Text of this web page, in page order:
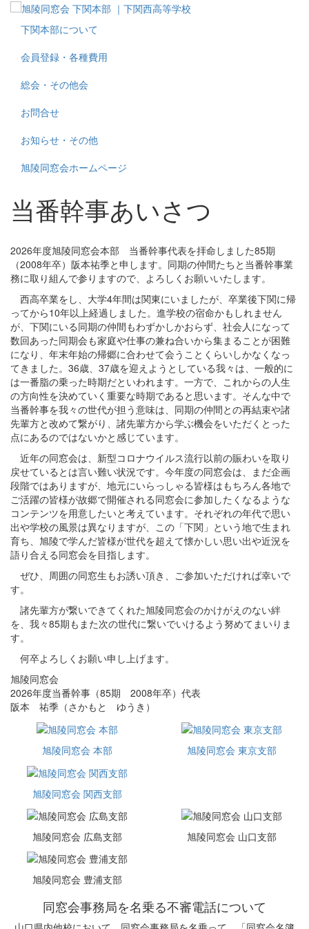
下関本部について
会員登録・各種費用
総会・その他会
お問合せ
お知らせ・その他
旭陵同窓会ホームページ
当番幹事あいさつ
2026年度旭陵同窓会本部 当番幹事代表を拝命しました85期
（2008年卒）阪本祐季と申します。同期の仲間たちと当番幹事業
務に取り組んで参りますので、よろしくお願いいたします。
西高卒業をし、大学4年間は関東にいましたが、卒業後下関に帰
ってから10年以上経過しました。進学校の宿命かもしれません
が、下関にいる同期の仲間もわずかしかおらず、社会人になって
数回あった同期会も家庭や仕事の兼ね合いから集まることが困難
になり、年末年始の帰郷に合わせて会うことくらいしかなくなっ
てきました。36歳、37歳を迎えようとしている我々は、一般的に
は一番脂の乗った時期だといわれます。一方で、これからの人生
の方向性を決めていく重要な時期であると思います。そんな中で
当番幹事を我々の世代が担う意味は、同期の仲間との再結束や諸
先輩方と改めて繋がり、諸先輩方から学ぶ機会をいただくとった
点にあるのではないかと感じています。
近年の同窓会は、新型コロナウイルス流行以前の賑わいを取り
戻せているとは言い難い状況です。今年度の同窓会は、まだ企画
段階ではありますが、地元にいらっしゃる皆様はもちろん各地で
ご活躍の皆様が故郷で開催される同窓会に参加したくなるような
コンテンツを用意したいと考えています。それぞれの年代で思い
出や学校の風景は異なりますが、この「下関」という地で生まれ
育ち、旭陵で学んだ皆様が世代を超えて懐かしい思い出や近況を
語り合える同窓会を目指します。
ぜひ、周囲の同窓生もお誘い頂き、ご参加いただければ幸いで
す。
諸先輩方が繋いできてくれた旭陵同窓会のかけがえのない絆
を、我々85期もまた次の世代に繋いでいけるよう努めてまいりま
す。
何卒よろしくお願い申し上げます。
旭陵同窓会
2026年度当番幹事（85期 2008年卒）代表
阪本 祐季（さかもと ゆうき）
旭陵同窓会 本部 旭陵同窓会 東京支部
旭陵同窓会 関西支部
旭陵同窓会 広島支部 旭陵同窓会 山口支部
旭陵同窓会 豊浦支部
同窓会事務局を名乗る不審電話について